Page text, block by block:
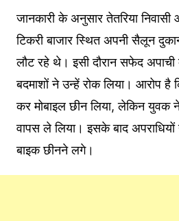
जानकारी के अनुसार तेतरिया
टिकरी बाजार स्थित अपनी सैलून
लौट रहे थे। इसी दौरान सफेद अपाची
बदमाशों ने उन्हें रोक लिया। आरोप है
कर मोबाइल छीन लिया, लेकिन युवक ने
वापस ले लिया। इसके बाद
बाइक छीनने लगे।